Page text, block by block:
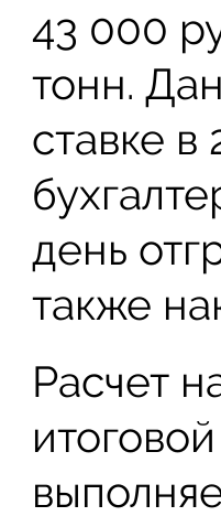
43 000
тонн.
ставке
день
также
Расчет